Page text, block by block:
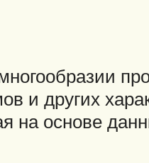
и других
на основе